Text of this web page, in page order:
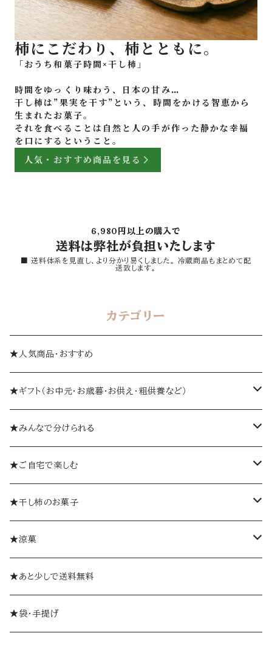
柿にこだわり、柿とともに。
「おうち和菓子時間×干し柿」
時間をゆっくり味わう、日本の甘み…
干し柿は”果実を干す”という、時間をかける智恵から
生まれたお菓子。
それを食べることは自然と人の手が作った静かな幸福
人気・おすすめ商品を見る
6,980円以上の購入で
送料は弊社が負担いたします
■ 送料体系を見直し、より分かり易くしました。 冷蔵商品もまとめて配
送致します。
カテゴリー
★人気商品・おすすめ
★ギフト（お中元・お歳暮・お供え・粗供養など）
箱入り
詰め合わせギフト
ゼリーギフト
ミルフィーユギフト
★みんなで分けられる
個包装
個袋
★ご自宅で楽しむ
おひとつから
袋入り
ミルフィーユ（単品）
★干し柿のお菓子
柿巻
やま柿
ミルフィーユ
★涼菓
ゼリー
おひとつから
ようかん
★あと少しで送料無料
★袋・手提げ